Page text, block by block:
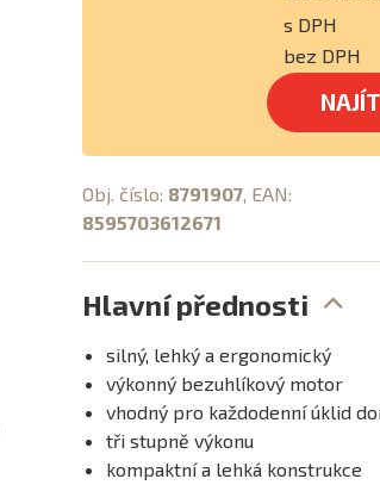
s DPH
bez DPH
Obj. číslo: 8791907, EAN:
8595703612671
Hlavní přednosti
silný, lehký a ergonomický
výkonný bezuhlíkový motor
vhodný pro každodenní úklid
tři stupně výkonu
kompaktní a lehká konstrukce